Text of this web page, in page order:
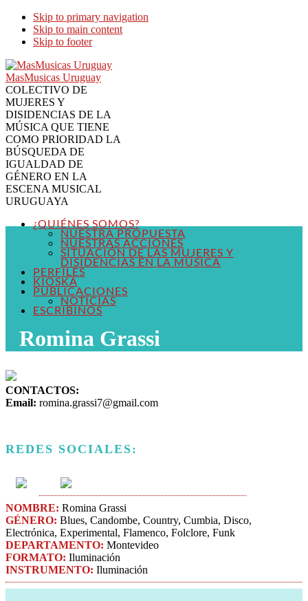
Skip to primary navigation
Skip to main content
Skip to footer
MasMusicas Uruguay
COLECTIVO DE
MUJERES Y
DISIDENCIAS DE LA
MÚSICA QUE TIENE
COMO PRIORIDAD LA
BÚSQUEDA DE
IGUALDAD DE
GÉNERO EN LA
ESCENA MUSICAL
URUGUAYA
¿QUIÉNES SOMOS?
NUESTRA PROPUESTA
NUESTRAS ACCIONES
SITUACIÓN DE LAS MUJERES Y
DISIDENCIAS EN LA MÚSICA
PERFILES
KIOSKA
PUBLICACIONES
NOTICIAS
ESCRIBINOS
Romina Grassi
CONTACTOS:
Email: romina.grassi7@gmail.com
REDES SOCIALES:
NOMBRE: Romina Grassi
GÉNERO: Blues, Candombe, Country, Cumbia, Disco,
Electrónica, Experimental, Flamenco, Folclore, Funk
DEPARTAMENTO: Montevideo
FORMATO: Iluminación
INSTRUMENTO: Iluminación